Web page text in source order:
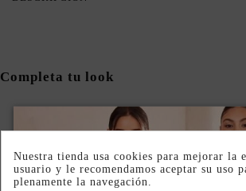
Completa tu look
Nuestra tienda usa cookies para mejorar la
usuario y le recomendamos aceptar su uso
plenamente la navegación.